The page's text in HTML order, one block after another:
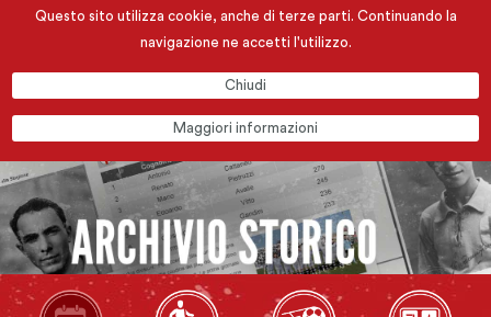
Questo sito utilizza cookie, anche di terze parti. Continuando la
navigazione ne accetti l'utilizzo.
Chiudi
Maggiori informazioni